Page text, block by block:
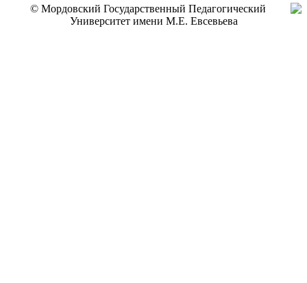
© Мордовский Государственный Педагогический
Университет имени М.Е. Евсевьева